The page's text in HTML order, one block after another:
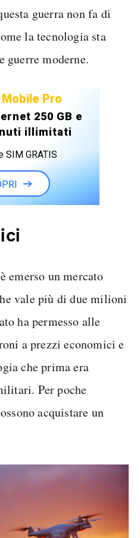
guerra non fa di
la tecnologia sta
guerre moderne.
Pro
250 GB e
illimitati
SIM GRATIS
un mercato
vale più di due milioni
ha permesso alle
a prezzi economici e
che prima era
Per poche
acquistare un